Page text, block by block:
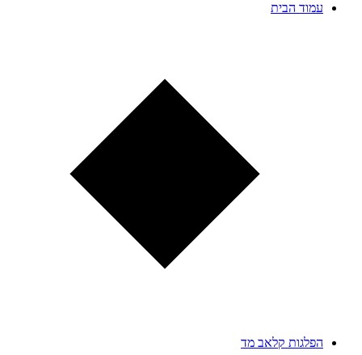
עמוד הבית
הפלגות קלאב מד